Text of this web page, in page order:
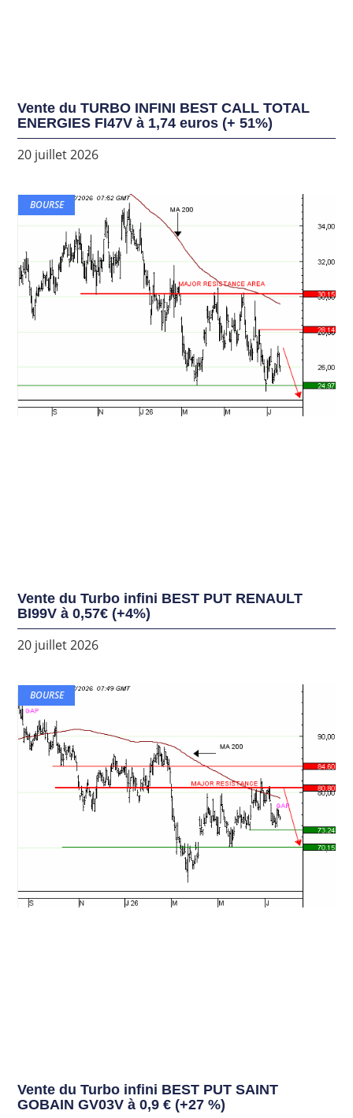
Vente du TURBO INFINI BEST CALL TOTAL
ENERGIES FI47V à 1,74 euros (+ 51%)
20 juillet 2026
BOURSE
Vente du Turbo infini BEST PUT RENAULT
BI99V à 0,57€ (+4%)
20 juillet 2026
BOURSE
Vente du Turbo infini BEST PUT SAINT
GOBAIN GV03V à 0,9 € (+27 %)